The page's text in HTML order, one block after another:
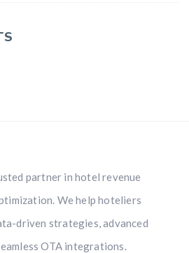
partner in hotel revenue
We help hoteliers
driven strategies, advanced
OTA integrations.